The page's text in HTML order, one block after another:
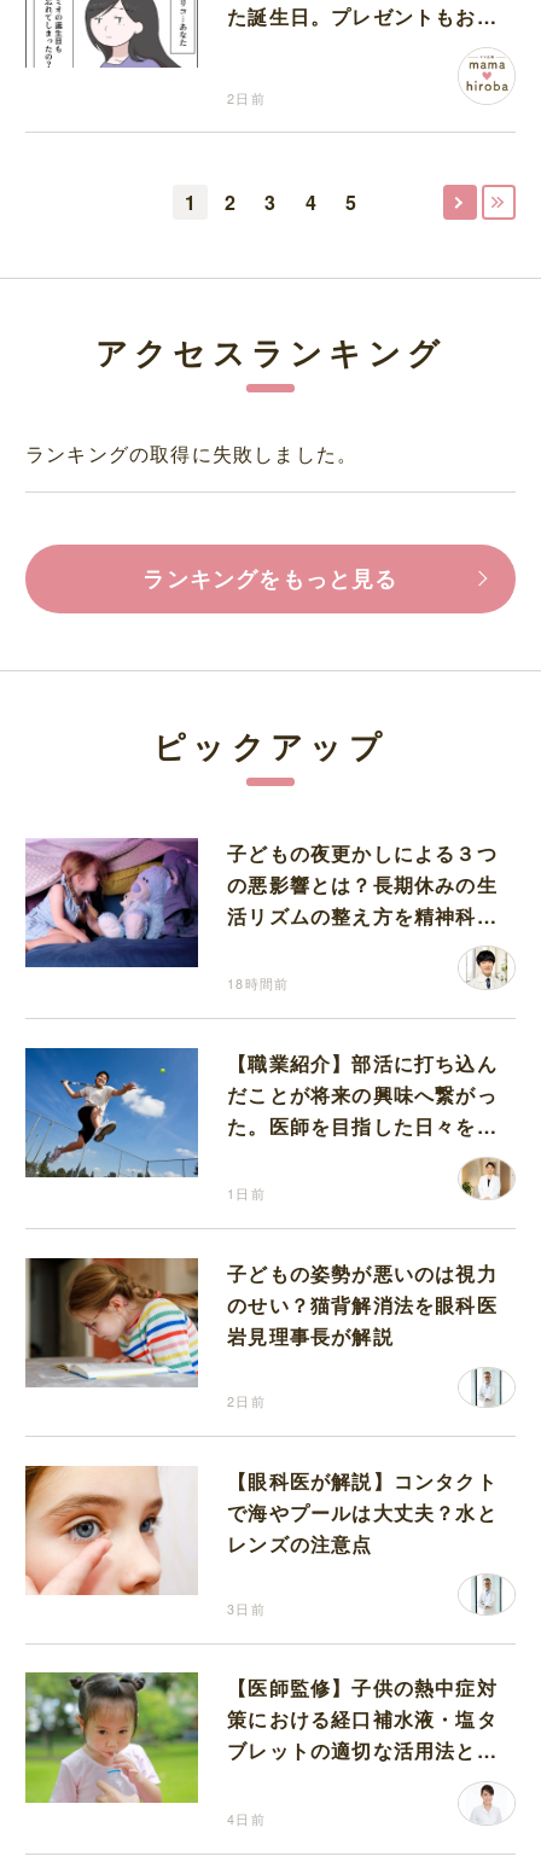
た誕生日。プレゼントもお祝
2日前
1 2 3 4 5
アクセスランキング
ランキングの取得に失敗しました。
ランキングをもっと見る
ピックアップ
子どもの夜更かしによる３つ
の悪影響とは？長期休みの生
活リズムの整え方を精神科医
18時間前
【職業紹介】部活に打ち込ん
だことが将来の興味へ繋がっ
た。医師を目指した日々を振
1日前
子どもの姿勢が悪いのは視力
のせい？猫背解消法を眼科医
岩見理事長が解説
2日前
【眼科医が解説】コンタクト
で海やプールは大丈夫？水と
レンズの注意点
3日前
【医師監修】子供の熱中症対
策における経口補水液・塩タ
ブレットの適切な活用法と水
4日前